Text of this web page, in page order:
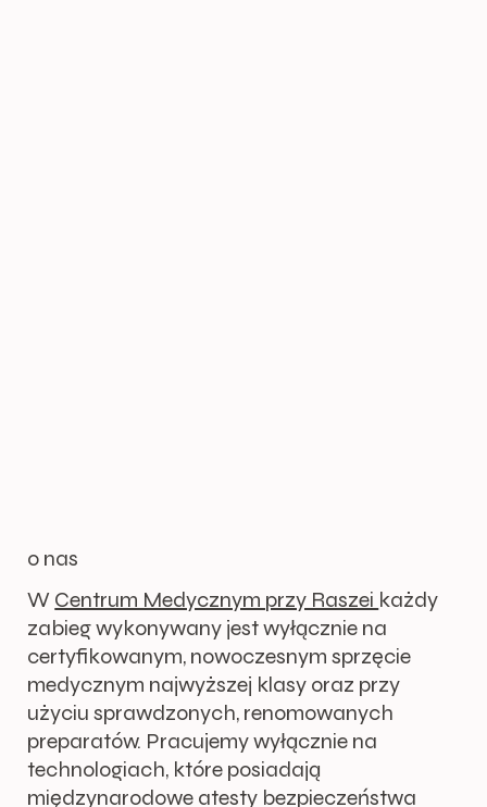
o nas
W Centrum Medycznym przy Raszei każdy
zabieg wykonywany jest wyłącznie na
certyfikowanym, nowoczesnym sprzęcie
medycznym najwyższej klasy oraz przy
użyciu sprawdzonych, renomowanych
preparatów. Pracujemy wyłącznie na
technologiach, które posiadają
międzynarodowe atesty bezpieczeństwa